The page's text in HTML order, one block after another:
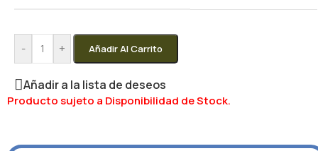
- + Añadir Al Carrito
Añadir a la lista de deseos
Producto sujeto a Disponibilidad de Stock.